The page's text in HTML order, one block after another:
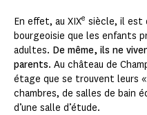
En effet, au XIXe siècle, il est
bourgeoisie que les enfants
adultes. De même, ils ne
parents. Au château de
étage que se trouvent leurs
chambres, de salles de bain
d’une salle d’étude.